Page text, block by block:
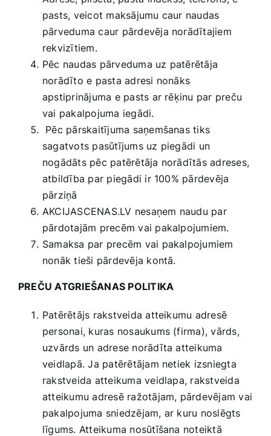
pasts, veicot maksājumu caur naudas
pārveduma caur pārdevēja norādītajiem
rekvizītiem.
Pēc naudas pārveduma uz patērētāja
norādīto e pasta adresi nonāks
apstiprinājuma e pasts ar rēķinu par preču
vai pakalpojuma iegādi.
Pēc pārskaitījuma saņemšanas tiks
sagatvots pasūtījums uz piegādi un
nogādāts pēc patērētāja norādītās adreses,
atbildība par piegādi ir 100% pārdevēja
pārziņā
AKCIJASCENAS.LV nesaņem naudu par
pārdotajām precēm vai pakalpojumiem.
Samaksa par precēm vai pakalpojumiem
nonāk tieši pārdevēja kontā.
PREČU ATGRIEŠANAS POLITIKA
Patērētājs rakstveida atteikumu adresē
personai, kuras nosaukums (firma), vārds,
uzvārds un adrese norādīta atteikuma
veidlapā. Ja patērētājam netiek izsniegta
rakstveida atteikuma veidlapa, rakstveida
atteikumu adresē ražotājam, pārdevējam vai
pakalpojuma sniedzējam, ar kuru noslēgts
līgums. Atteikuma nosūtīšana noteiktā